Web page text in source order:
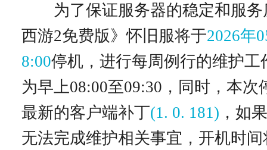
为了保证服务器的稳定和服务
西游2免费版》怀旧服将于2026年
8:00停机，进行每周例行的维护工
为早上08:00至09:30，同时，本次
最新的客户端补丁(1. 0. 181) ，如
无法完成维护相关事宜，开机时